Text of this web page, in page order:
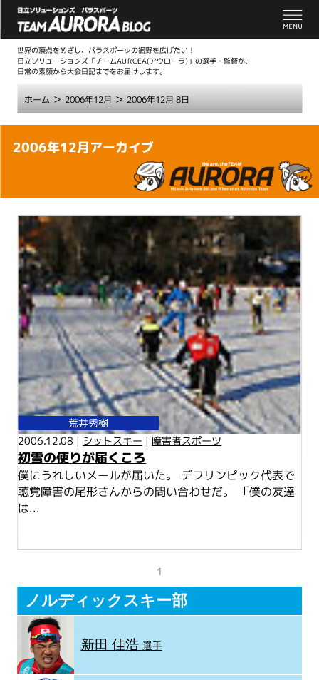
世界の頂点をめざし、パラスポーツの裾野を広げたい！
日立ソリューションズ「チームAUROEA(アウローラ)」の選手・監督が、
日常の素顔から大会日記までをお届けします。
ホーム > 2006年12月 > 2006年12月 8日
本
2006年12月アーカイブ
荒井秀樹
2006.12.08 | シットスキー | 障害者スポーツ
初雪の便りが届くころ
僕にうれしいメールが届いた。 デフリンピック代表で
聴覚障害の尾形さんからの問い合わせだ。 「僕の友達
は...
1
ノルディックスキー部
新田 佳浩 選手